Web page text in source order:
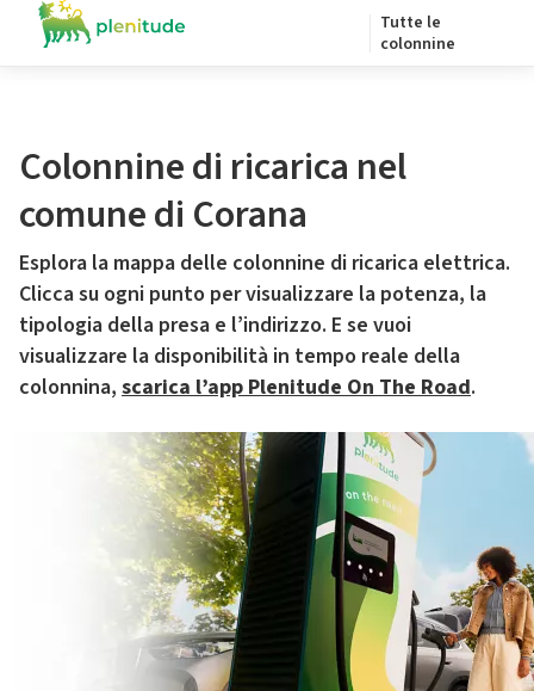
Tutte le
colonnine
Colonnine di ricarica nel
comune di Corana
Esplora la mappa delle colonnine di ricarica elettrica.
Clicca su ogni punto per visualizzare la potenza, la
tipologia della presa e l’indirizzo. E se vuoi
visualizzare la disponibilità in tempo reale della
colonnina, scarica l’app Plenitude On The Road.